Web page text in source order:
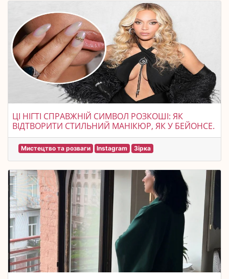
ЦІ НІГТІ СПРАВЖНІЙ СИМВОЛ РОЗКОШІ: ЯК
ВІДТВОРИТИ СТИЛЬНИЙ МАНІКЮР, ЯК У БЕЙОНСЕ.
Мистецтво та розваги Instagram Зірка